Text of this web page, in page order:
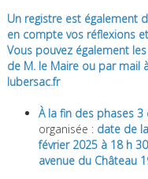
Un registre est également
en compte vos réflexions
Vous pouvez également
de M. le Maire ou par mail
lubersac.fr
À la fin des phases 3
organisée : date de
février 2025 à 18 h
avenue du Château